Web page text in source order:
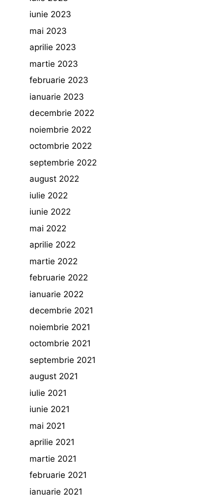
iunie 2023
mai 2023
aprilie 2023
martie 2023
februarie 2023
ianuarie 2023
decembrie 2022
noiembrie 2022
octombrie 2022
septembrie 2022
august 2022
iulie 2022
iunie 2022
mai 2022
aprilie 2022
martie 2022
februarie 2022
ianuarie 2022
decembrie 2021
noiembrie 2021
octombrie 2021
septembrie 2021
august 2021
iulie 2021
iunie 2021
mai 2021
aprilie 2021
martie 2021
februarie 2021
ianuarie 2021